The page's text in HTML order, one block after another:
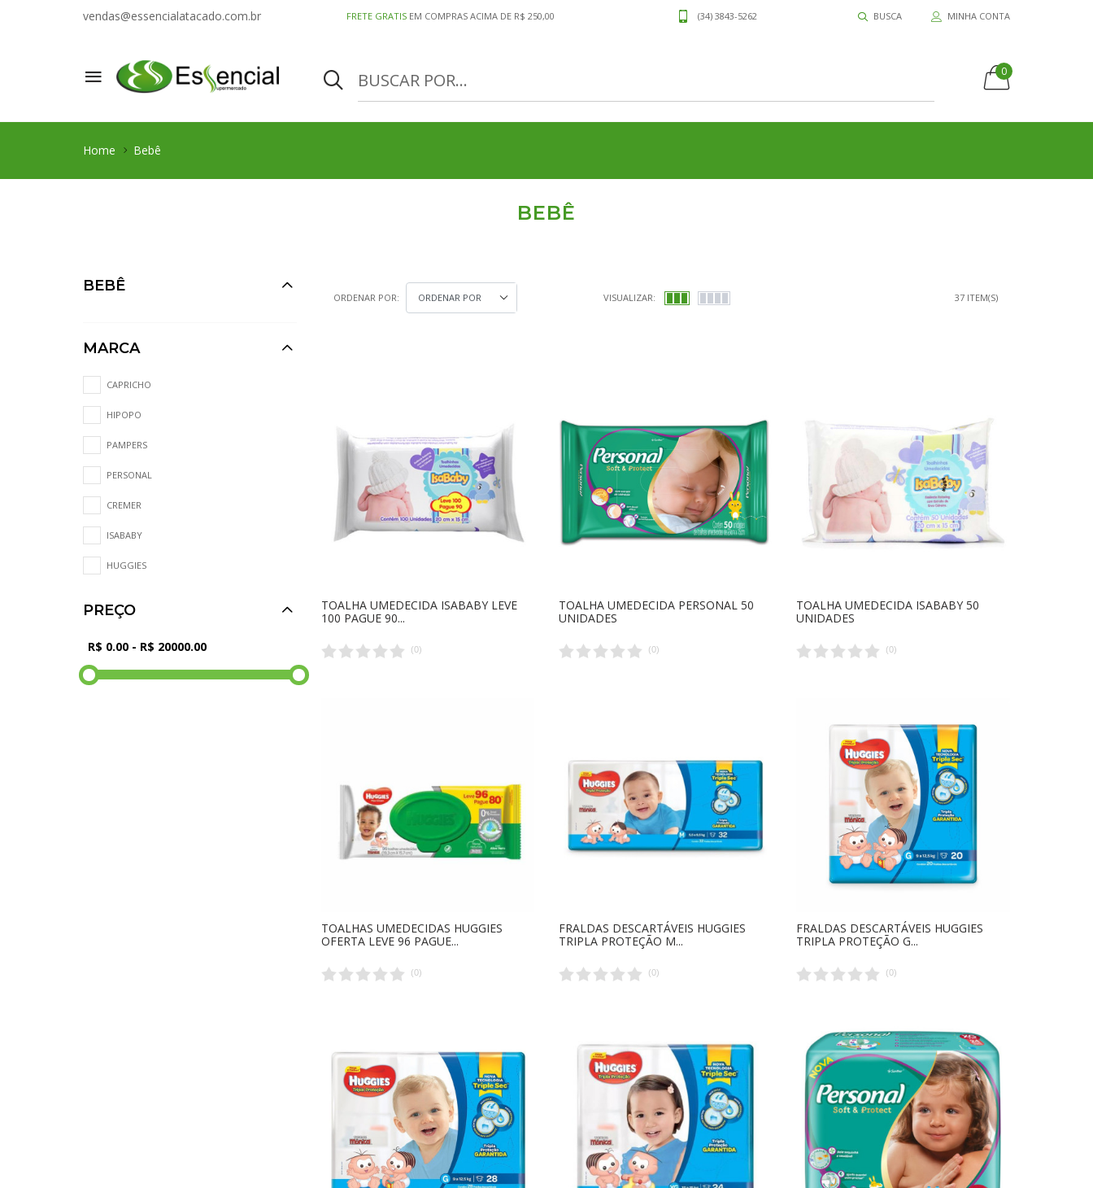
vendas@essencialatacado.com.br FRETE GRATIS EM COMPRAS ACIMA DE R$ 250,00 (34) 3843-5262 BUSCA MINHA CONTA
0
Home Bebê
BEBÊ
BEBÊ
MARCA
CAPRICHO
HIPOPO
PAMPERS
PERSONAL
CREMER
ISABABY
HUGGIES
PREÇO
ORDENAR POR: VISUALIZAR: 37 ITEM(S)
TOALHA UMEDECIDA ISABABY LEVE
100 PAGUE 90...
(0)
TOALHA UMEDECIDA PERSONAL 50
UNIDADES
(0)
TOALHA UMEDECIDA ISABABY 50
UNIDADES
(0)
TOALHAS UMEDECIDAS HUGGIES
OFERTA LEVE 96 PAGUE...
(0)
FRALDAS DESCARTÁVEIS HUGGIES
TRIPLA PROTEÇÃO M...
(0)
FRALDAS DESCARTÁVEIS HUGGIES
TRIPLA PROTEÇÃO G...
(0)